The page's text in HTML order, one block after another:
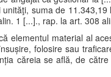
suma de 11.343,19
1 [...]., rap. la art. 308
elementul material al
folosire sau
căreia se află, de